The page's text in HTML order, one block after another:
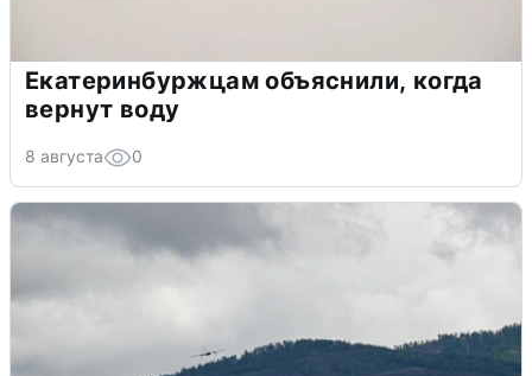
Екатеринбуржцам объяснили, когда
вернут воду
8 августа 0